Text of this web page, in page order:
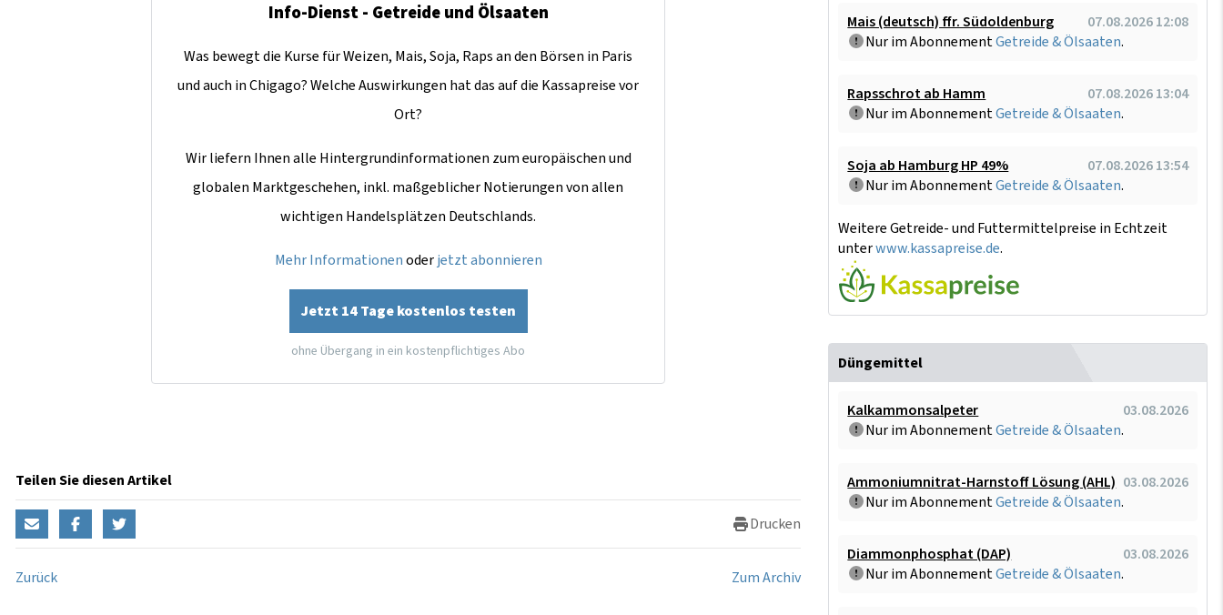
Info-Dienst - Getreide und Ölsaaten
Was bewegt die Kurse für Weizen, Mais, Soja, Raps an den Börsen in Paris
und auch in Chigago? Welche Auswirkungen hat das auf die Kassapreise vor
Ort?
Wir liefern Ihnen alle Hintergrundinformationen zum europäischen und
globalen Marktgeschehen, inkl. maßgeblicher Notierungen von allen
wichtigen Handelsplätzen Deutschlands.
Mehr Informationenoderjetzt abonnieren
Jetzt 14 Tage kostenlos testen
ohne Übergang in ein kostenpflichtiges Abo
Teilen Sie diesen Artikel
Drucken
Zurück Zum Archiv
Mais (deutsch) ffr. Südoldenburg
07.08.2026 12:08
Nur im AbonnementGetreide & Ölsaaten.
Rapsschrot ab Hamm
07.08.2026 13:04
Nur im AbonnementGetreide & Ölsaaten.
Soja ab Hamburg HP 49%
07.08.2026 13:54
Nur im AbonnementGetreide & Ölsaaten.
Weitere Getreide- und Futtermittelpreise in Echtzeit
unterwww.kassapreise.de.
Düngemittel
Kalkammonsalpeter
03.08.2026
Nur im AbonnementGetreide & Ölsaaten.
Ammoniumnitrat-Harnstoff Lösung (AHL) 03.08.2026
Nur im AbonnementGetreide & Ölsaaten.
Diammonphosphat (DAP)
03.08.2026
Nur im AbonnementGetreide & Ölsaaten.